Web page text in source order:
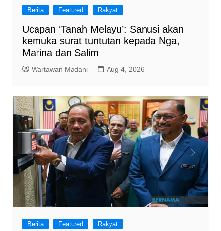
Berita Featured Rakyat
Ucapan ‘Tanah Melayu’: Sanusi akan
kemuka surat tuntutan kepada Nga,
Marina dan Salim
Wartawan Madani Aug 4, 2026
Berita Featured Rakyat